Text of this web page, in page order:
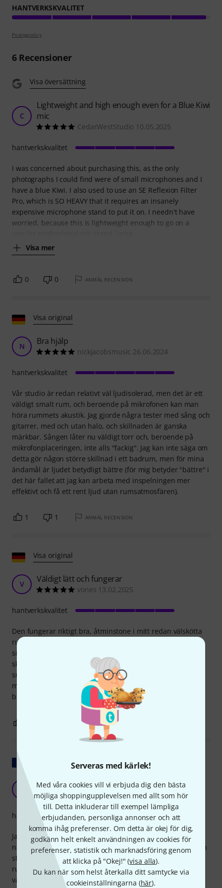
Serveras med kärlek!
Med våra cookies vill vi erbjuda dig den bästa
möjliga shoppingupplevelsen med allt som hör
till. Detta inkluderar till exempel lämpliga
erbjudanden, personliga annonser och att
komma ihåg preferenser. Om detta är okej för dig,
godkänn helt enkelt användningen av cookies för
preferenser, statistik och marknadsföring genom
att klicka på "Okej!" (visa alla).
Du kan när som helst återkalla ditt samtycke via
cookieinställningarna (här).
HANTVERKSKVALITET
Poängpolicy
6Recensioner
Visa översättning
C
Lightweight and high enough even for a Blue Kiwi
mic
CedarWestStudio 10.05.2025
I was concerned about purchasing this, as the only
photographs I could find were of small microphones and I
have a blue Kiwi. I also used to use an SE Reflexion Filter
Pro, which is SO HEAVY that it requires an insanely
expensive microphone stand to put it on. I needn't have
worried, because this is lightweight enough to go on a
Visa mer
hantverkskvalitet
0 0 ANMÄL RECENSION
Visa original
N Bra hjälp
nickjacobsmusic 26.06.2024
Vår studio är redan relativt väl ljudisolerad, men det är ett
väldigt smalt rum, och beroende på mikrofonen kan man
höra rummets akustik. Jag gjorde några tester med sång och
gitarrer, med och utan halo, och skillnaden är ganska
märkbar. Sången låter nu väldigt torr och, beroende på
mikrofonplaceringen, inte alls "fackig". Jag kan inte säga om
detta gör någon större skillnad i ett badrum, men för mina
ändamål är ljudet betydligt bättre (för mig betyder "bättre" i
det här fallet att jag kan arbeta med inspelningen mer
effektivt och få ett rent ljud utan rumsatmosfären).
hantverkskvalitet
1 1 ANMÄL RECENSION
Visa original
V Väldigt lätt och fungerar
vones 13.02.2025
Den fungerar riktigt bra, åtminstone i mitt redan välskötta
rum, eftersom den är superlätt och flexibel jämfört med
sina konkurrenter. Dessutom finns det ingen
skumstoppning som dämpar ljudet. Och även om det är en
smaksak ser den definitivt modern och snygg ut. Men som
med alla skyltar är synligheten naturligtvis mycket
begränsad.
hantverkskvalitet
ANMÄL RECENSION
Gör sitt jobb
Phil Baron 10.09.2024
Jag använder den här välgjorda och lättinstallerade
naturliga reverb-skärmen för sånginspelningar utanför min
studio. Den gör sitt jobb och minskar märkbart
rumsefterklang, särskilt i mindre utrymmen. Man måste
vara mycket exakt med mikrofonplaceringen för optimala
hantverkskvalitet